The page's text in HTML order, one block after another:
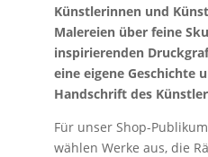
Künstlerinnen und
Malereien über feine
inspirierenden
eine eigene Geschichte
Handschrift des
Für unser Shop-
wählen Werke aus, die